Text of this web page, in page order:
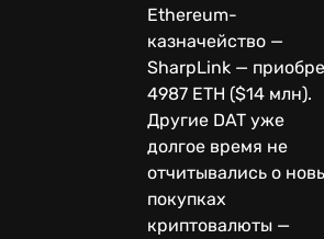
Ethereum-
казначейство —
SharpLink —
4987 ETH ($14 млн).
Другие DAT уже
долгое время не
отчитывались о
покупках
криптовалюты —